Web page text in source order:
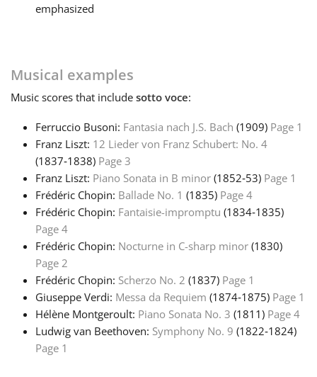
한국어
Italiano
日本語
Português
Русский
emphasized
Musical examples
Music scores that include sotto voce:
Ferruccio Busoni: Fantasia nach J.S. Bach (1909) Page 1
Franz Liszt: 12 Lieder von Franz Schubert: No. 4
(1837‑1838) Page 3
Franz Liszt: Piano Sonata in B minor (1852‑53) Page 1
Frédéric Chopin: Ballade No. 1 (1835) Page 4
Frédéric Chopin: Fantaisie-impromptu (1834‑1835)
Page 4
Frédéric Chopin: Nocturne in C-sharp minor (1830)
Page 2
Frédéric Chopin: Scherzo No. 2 (1837) Page 1
Giuseppe Verdi: Messa da Requiem (1874‑1875) Page 1
Hélène Montgeroult: Piano Sonata No. 3 (1811) Page 4
Ludwig van Beethoven: Symphony No. 9 (1822‑1824)
Page 1